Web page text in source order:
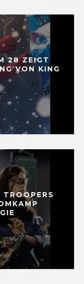
28 ZEIGT
VON KING